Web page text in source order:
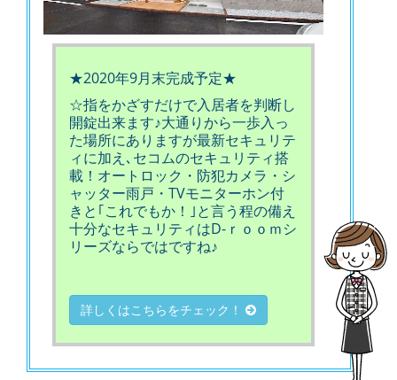
★2020年9月末完成予定★
☆指をかざすだけで入居者を判断し
開錠出来ます♪大通りから一歩入っ
た場所にありますが最新セキュリテ
ィに加え､セコムのセキュリティ搭
載！オートロック・防犯カメラ・シ
ャッター雨戸・TVモニターホン付
きと｢これでもか！｣と言う程の備え
十分なセキュリティはD-ｒｏｏｍシ
リーズならではですね♪
詳しくはこちらをチェック！